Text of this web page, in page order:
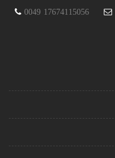
0049 17674115056